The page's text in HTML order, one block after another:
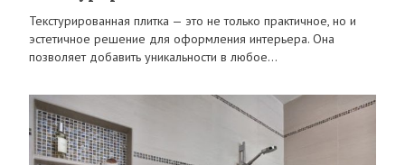
Текстурированная плитка — это не только практичное, но и
эстетичное решение для оформления интерьера. Она
позволяет добавить уникальности в любое…